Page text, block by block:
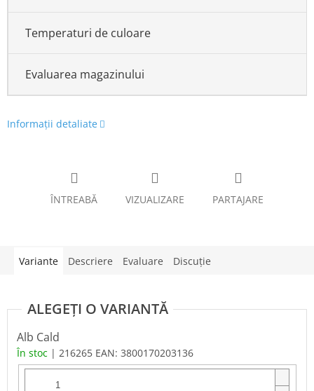
Temperaturi de culoare
Evaluarea magazinului
Informaţii detaliate
ÎNTREABĂ VIZUALIZARE PARTAJARE
Variante Descriere Evaluare Discuţie
Alb Cald
În stoc | 216265 EAN: 3800170203136